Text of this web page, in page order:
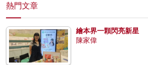
熱門文章
繪本界一顆閃亮新星
陳家偉